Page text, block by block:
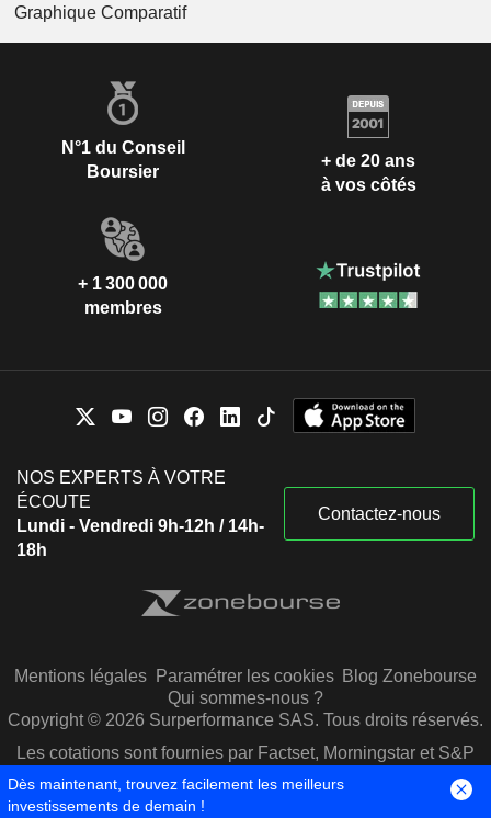
Graphique Comparatif
N°1 du Conseil
Boursier
+ de 20 ans
à vos côtés
+ 1 300 000
membres
NOS EXPERTS À VOTRE
ÉCOUTE
Lundi - Vendredi 9h-12h / 14h-
18h
Contactez-nous
Mentions légales Paramétrer les cookies Blog Zonebourse
Qui sommes-nous ?
Copyright © 2026 Surperformance SAS. Tous droits réservés.
Les cotations sont fournies par Factset, Morningstar et S&P
Capital IQ
Dès maintenant, trouvez facilement les meilleurs
investissements de demain !